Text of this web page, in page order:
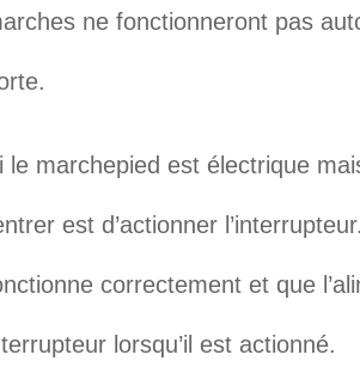
ne fonctionneront pas
le marchepied est électrique
est d’actionner
correctement et que
lorsqu’il est actionné.